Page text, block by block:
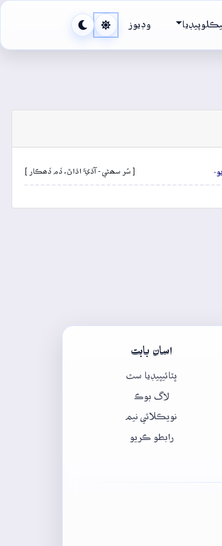
وڊيوز
[ سُر سھڻي - آڌيءَ اڌاڻ، ڏم ڏھڪار ]
اسان بابت
ڀٽائيپيڊيا سٿ
لاگ بوڪ
نويڪلائي نيم
رابطو ڪريو